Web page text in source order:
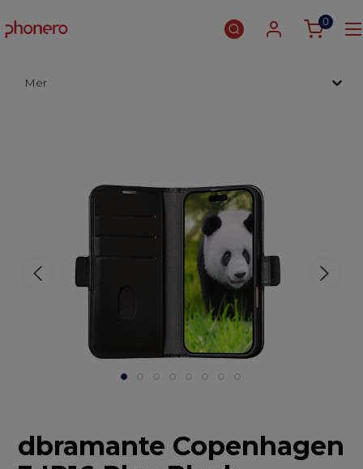
0
Mer
dbramante Copenhagen